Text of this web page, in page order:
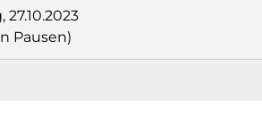
Pausen)